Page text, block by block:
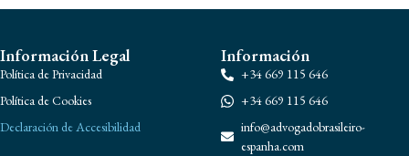
Información Legal
Política de Privacidad
Política de Cookies
Declaración de Accesibilidad
Información
+34 669 115 646
+34 669 115 646
info@advogadobrasileiro-
espanha.com